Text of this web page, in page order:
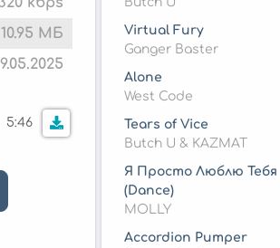
10.95 МБ
5:46
Virtual Fury
Ganger Baster
Alone
West Code
Tears of Vice
Butch U & KAZMAT
Я Просто Люблю Тебя
(Dance)
MOLLY
Accordion Pumper